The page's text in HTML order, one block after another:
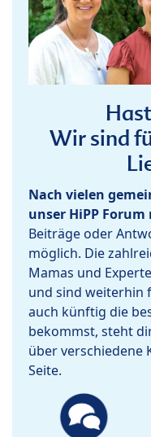
Wir sind
Nach vielen
unser HiPP
Beiträge oder
möglich. Die
Mamas und
und sind weiterhin
auch künftig die
bekommst, steht
über verschiedene
Seite.